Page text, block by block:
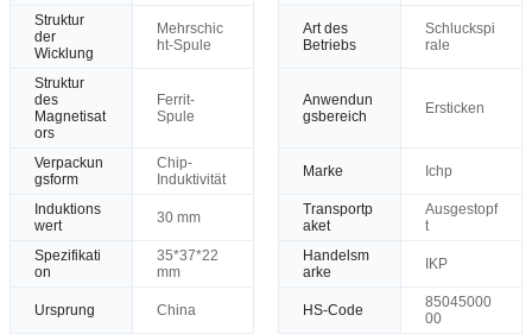
Struktur
der
Wicklung
Mehrschic
ht-Spule
Art des
Betriebs
Schluckspi
rale
Struktur
des
Magnetisat
ors
Ferrit-
Spule
Anwendun
gsbereich
Ersticken
Verpackun
gsform
Chip-
Induktivität
Marke Ichp
Induktions
wert
30 mm
Transportp
aket
Ausgestopf
t
Spezifikati
on
35*37*22
mm
Handelsm
arke
IKP
Ursprung China HS-Code
85045000
00